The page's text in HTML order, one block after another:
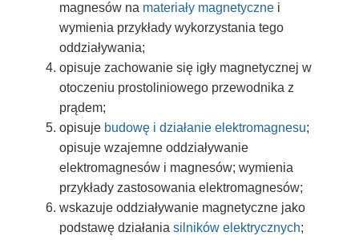
magnesów na materiały magnetyczne i
wymienia przykłady wykorzystania tego
oddziaływania;
opisuje zachowanie się igły magnetycznej w
otoczeniu prostoliniowego przewodnika z
prądem;
opisuje budowę i działanie elektromagnesu;
opisuje wzajemne oddziaływanie
elektromagnesów i magnesów; wymienia
przykłady zastosowania elektromagnesów;
wskazuje oddziaływanie magnetyczne jako
podstawę działaniasilników elektrycznych;